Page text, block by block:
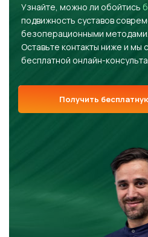
Узнайте, можно ли обойтись
подвижность суставов
безоперационными методами.
Оставьте контакты ниже и мы
бесплатной онлайн-
Получить